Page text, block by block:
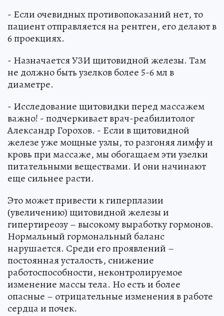
- Если очевидных противопоказаний нет, то
пациент отправляется на рентген, его делают в
6 проекциях.
- Назначается УЗИ щитовидной железы. Там
не должно быть узелков более 5-6 мл в
диаметре.
- Исследование щитовидки перед массажем
важно! - подчеркивает врач-реабилитолог
Александр Горохов. - Если в щитовидной
железе уже мощные узлы, то разгоняя лимфу и
кровь при массаже, мы обогащаем эти узелки
питательными веществами. И они начинают
еще сильнее расти.
Это может привести к гиперплазии
(увеличению) щитовидной железы и
гипертиреозу – высокому выработку гормонов.
Нормальный гормональный баланс
нарушается. Среди его проявлений –
постоянная усталость, снижение
работоспособности, неконтролируемое
изменение массы тела. Но есть и более
опасные – отрицательные изменения в работе
сердца и почек.